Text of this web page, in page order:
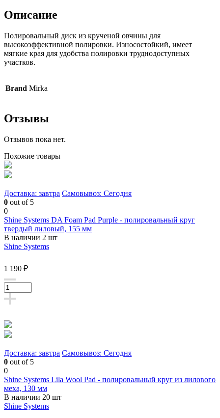
Описание
Полировальный диск из крученой овчины для
высокоэффективной полировки. Износостойкий, имеет
мягкие края для удобства полировки труднодоступных
участков.
Brand Mirka
Отзывы
Отзывов пока нет.
Похожие товары
Доставка: завтра Самовывоз: Сегодня
0 out of 5
0
Shine Systems DA Foam Pad Purple - полировальный круг
твердый лиловый, 155 мм
В наличии 2 шт
Shine Systems
1 190 ₽
Доставка: завтра Самовывоз: Сегодня
0 out of 5
0
Shine Systems Lila Wool Pad - полировальный круг из лилового
меха, 130 мм
В наличии 20 шт
Shine Systems